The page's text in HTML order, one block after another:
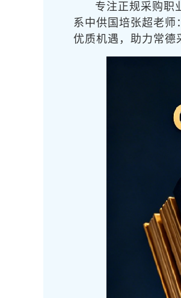
专注正规采购职
系中供国培张超老师：
优质机遇，助力常德